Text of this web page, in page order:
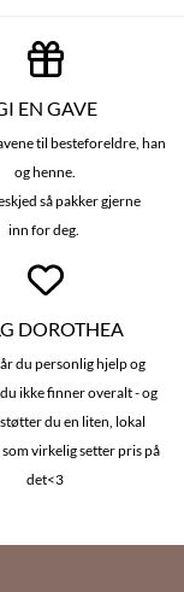
EN GAVE
til besteforeldre, han
og henne.
så pakker gjerne
inn for deg.
DOROTHEA
du personlig hjelp og
ikke finner overalt - og
du en liten, lokal
virkelig setter pris på
det<3